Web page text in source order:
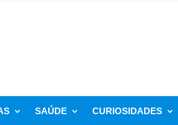
SAÚDE CURIOSIDADES